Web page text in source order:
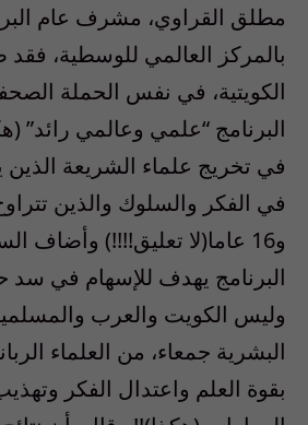
مطلق القراوي، مشرف عام
بالمركز العالمي للوسطية،
الكويتية، في نفس الحملة
البرنامج “علمي وعالمي
في تخريج علماء الشريعة
و16 عاما(لا تعليق!!!!) وأضاف
البرنامج يهدف للإسهام في سد
وليس الكويت والعرب
البشرية جمعاء، من العلماء
بقوة العلم واعتدال الفكر